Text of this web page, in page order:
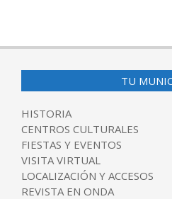
TU
HISTORIA
CENTROS CULTURALES
FIESTAS Y EVENTOS
VISITA VIRTUAL
LOCALIZACIÓN Y ACCESOS
REVISTA EN ONDA